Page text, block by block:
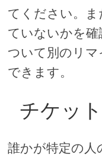
てください。
ていないかを
ついて別のリ
できます。
チケッ
誰かが特定の人